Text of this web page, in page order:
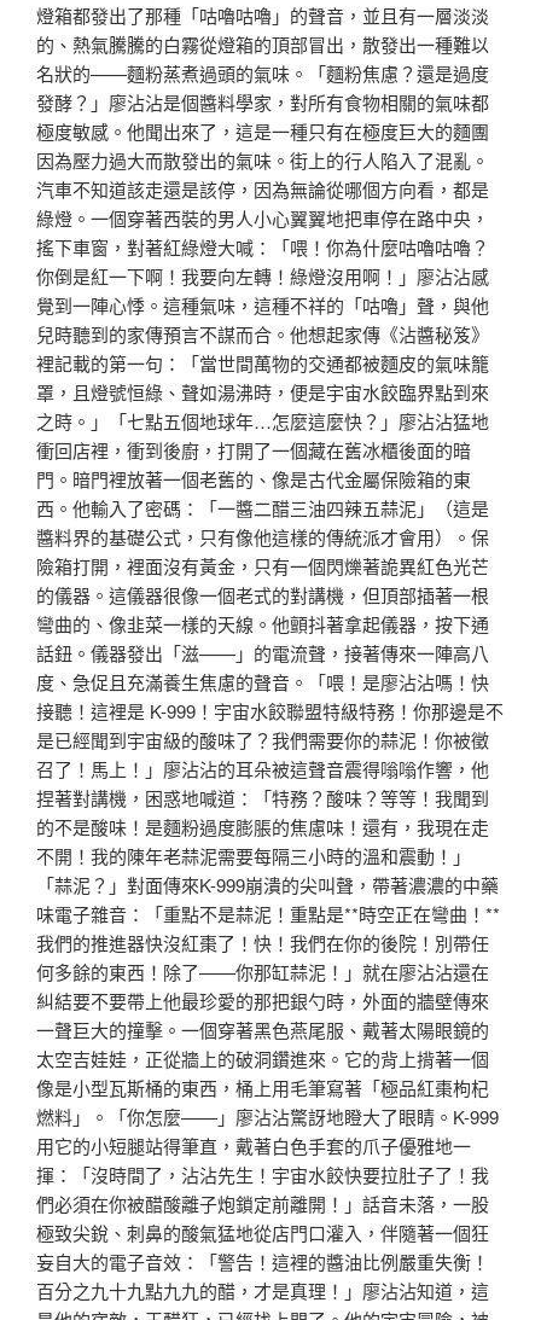
燈箱都發出了那種「咕嚕咕嚕」的聲音，並且有一層淡淡
的、熱氣騰騰的白霧從燈箱的頂部冒出，散發出一種難以
名狀的——麵粉蒸煮過頭的氣味。「麵粉焦慮？還是過度
發酵？」廖沾沾是個醬料學家，對所有食物相關的氣味都
極度敏感。他聞出來了，這是一種只有在極度巨大的麵團
因為壓力過大而散發出的氣味。街上的行人陷入了混亂。
汽車不知道該走還是該停，因為無論從哪個方向看，都是
綠燈。一個穿著西裝的男人小心翼翼地把車停在路中央，
搖下車窗，對著紅綠燈大喊：「喂！你為什麼咕嚕咕嚕？
你倒是紅一下啊！我要向左轉！綠燈沒用啊！」廖沾沾感
覺到一陣心悸。這種氣味，這種不祥的「咕嚕」聲，與他
兒時聽到的家傳預言不謀而合。他想起家傳《沾醬秘笈》
裡記載的第一句：「當世間萬物的交通都被麵皮的氣味籠
罩，且燈號恒綠、聲如湯沸時，便是宇宙水餃臨界點到來
之時。」「七點五個地球年…怎麼這麼快？」廖沾沾猛地
衝回店裡，衝到後廚，打開了一個藏在舊冰櫃後面的暗
門。暗門裡放著一個老舊的、像是古代金屬保險箱的東
西。他輸入了密碼：「一醬二醋三油四辣五蒜泥」（這是
醬料界的基礎公式，只有像他這樣的傳統派才會用）。保
險箱打開，裡面沒有黃金，只有一個閃爍著詭異紅色光芒
的儀器。這儀器很像一個老式的對講機，但頂部插著一根
彎曲的、像韭菜一樣的天線。他顫抖著拿起儀器，按下通
話鈕。儀器發出「滋——」的電流聲，接著傳來一陣高八
度、急促且充滿養生焦慮的聲音。「喂！是廖沾沾嗎！快
接聽！這裡是 K-999！宇宙水餃聯盟特級特務！你那邊是不
是已經聞到宇宙級的酸味了？我們需要你的蒜泥！你被徵
召了！馬上！」廖沾沾的耳朵被這聲音震得嗡嗡作響，他
捏著對講機，困惑地喊道：「特務？酸味？等等！我聞到
的不是酸味！是麵粉過度膨脹的焦慮味！還有，我現在走
不開！我的陳年老蒜泥需要每隔三小時的溫和震動！」
「蒜泥？」對面傳來K-999崩潰的尖叫聲，帶著濃濃的中藥
味電子雜音：「重點不是蒜泥！重點是**時空正在彎曲！**
我們的推進器快沒紅棗了！快！我們在你的後院！別帶任
何多餘的東西！除了——你那缸蒜泥！」就在廖沾沾還在
糾結要不要帶上他最珍愛的那把銀勺時，外面的牆壁傳來
一聲巨大的撞擊。一個穿著黑色燕尾服、戴著太陽眼鏡的
太空吉娃娃，正從牆上的破洞鑽進來。它的背上揹著一個
像是小型瓦斯桶的東西，桶上用毛筆寫著「極品紅棗枸杞
燃料」。「你怎麼——」廖沾沾驚訝地瞪大了眼睛。K-999
用它的小短腿站得筆直，戴著白色手套的爪子優雅地一
揮：「沒時間了，沾沾先生！宇宙水餃快要拉肚子了！我
們必須在你被醋酸離子炮鎖定前離開！」話音未落，一股
極致尖銳、刺鼻的酸氣猛地從店門口灌入，伴隨著一個狂
妄自大的電子音效：「警告！這裡的醬油比例嚴重失衡！
百分之九十九點九九的醋，才是真理！」廖沾沾知道，這